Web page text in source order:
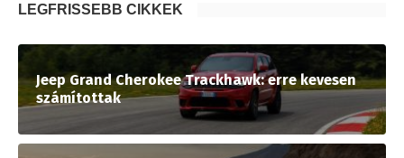
LEGFRISSEBB CIKKEK
Jeep Grand Cherokee Trackhawk: erre kevesen
számítottak